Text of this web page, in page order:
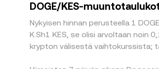
DOGE/KES-
Nykyisen hinnan perusteella 1
K.Sh1 KES, se olisi arvoltaan noin
krypton välisestä vaihtokurssista;